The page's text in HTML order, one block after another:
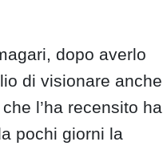
dopo averlo
di visionare anche
l’ha recensito ha
pochi giorni la